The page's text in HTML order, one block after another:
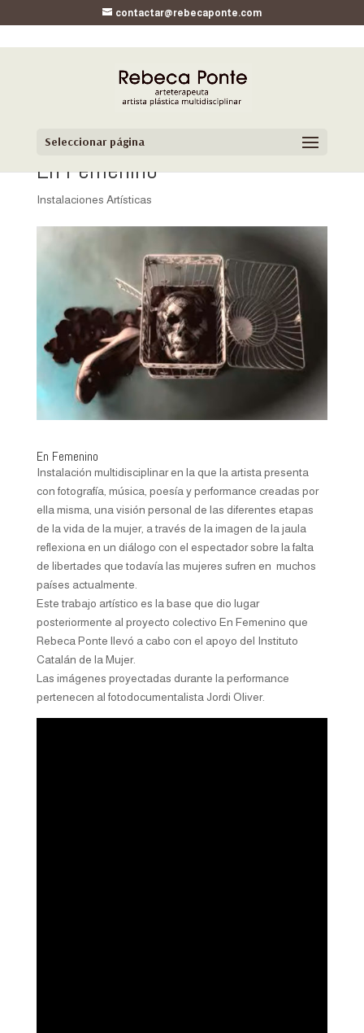
contactar@rebecaponte.com
Seleccionar página
En Femenino
Instalaciones Artísticas
En Femenino
Instalación multidisciplinar en la que la artista presenta
con fotografía, música, poesía y performance creadas por
ella misma, una visión personal de las diferentes etapas
de la vida de la mujer, a través de la imagen de la jaula
reflexiona en un diálogo con el espectador sobre la falta
de libertades que todavía las mujeres sufren en muchos
países actualmente.
Este trabajo artístico es la base que dio lugar
posteriormente al proyecto colectivo En Femenino que
Rebeca Ponte llevó a cabo con el apoyo del Instituto
Catalán de la Mujer.
Las imágenes proyectadas durante la performance
pertenecen al fotodocumentalista Jordi Oliver.